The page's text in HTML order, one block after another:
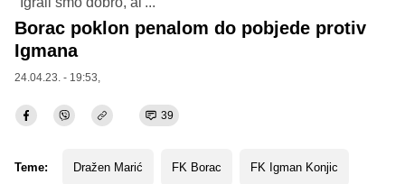
Borac poklon penalom do pobjede protiv
Igmana
24.04.23. - 19:53,
39
Teme: Dražen Marić FK Borac FK Igman Konjic